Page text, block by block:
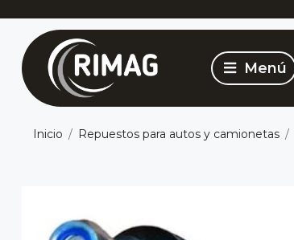
Inicio Repuestos para autos y camionetas